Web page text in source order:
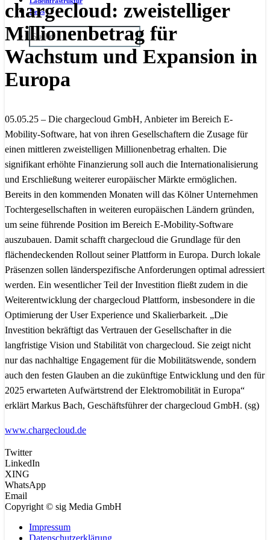
News
chargecloud: zweistelliger
Millionenbetrag für
Wachstum und Expansion in
Europa
05.05.25 – Die chargecloud GmbH, Anbieter im Bereich E-
Mobility-Software, hat von ihren Gesellschaftern die Zusage für
einen mittleren zweistelligen Millionenbetrag erhalten. Die
signifikant erhöhte Finanzierung soll auch die Internationalisierung
und Erschließung weiterer europäischer Märkte ermöglichen.
Bereits in den kommenden Monaten will das Kölner Unternehmen
Tochtergesellschaften in weiteren europäischen Ländern gründen,
um seine führende Position im Bereich E-Mobility-Software
auszubauen. Damit schafft chargecloud die Grundlage für den
flächendeckenden Rollout seiner Plattform in Europa. Durch lokale
Präsenzen sollen länderspezifische Anforderungen optimal adressiert
werden. Ein wesentlicher Teil der Investition fließt zudem in die
Weiterentwicklung der chargecloud Plattform, insbesondere in die
Optimierung der User Experience und Skalierbarkeit. „Die
Investition bekräftigt das Vertrauen der Gesellschafter in die
langfristige Vision und Stabilität von chargecloud. Sie zeigt nicht
nur das nachhaltige Engagement für die Mobilitätswende, sondern
auch den festen Glauben an die zukünftige Entwicklung und den für
2025 erwarteten Aufwärtstrend der Elektromobilität in Europa“
erklärt Markus Bach, Geschäftsführer der chargecloud GmbH. (sg)
www.chargecloud.de
Twitter
LinkedIn
XING
WhatsApp
Email
Copyright © sig Media GmbH
Impressum
Datenschutzerklärung